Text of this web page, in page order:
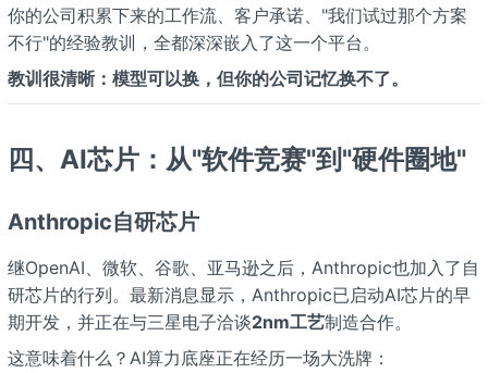
你的公司积累下来的工作流、客户承诺、"我们试过那个方案
不行"的经验教训，全都深深嵌入了这一个平台。
教训很清晰：模型可以换，但你的公司记忆换不了。
四、AI芯片：从"软件竞赛"到"硬件圈地"
Anthropic自研芯片
继OpenAI、微软、谷歌、亚马逊之后，Anthropic也加入了自
研芯片的行列。最新消息显示，Anthropic已启动AI芯片的早
期开发，并正在与三星电子洽谈2nm工艺制造合作。
这意味着什么？AI算力底座正在经历一场大洗牌：